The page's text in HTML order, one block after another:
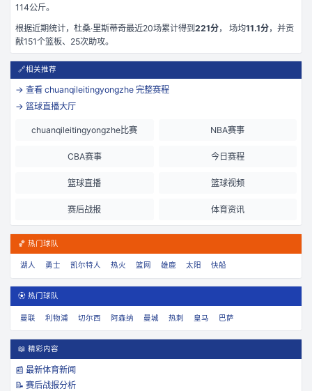
114公斤。
根据近期统计， 杜桑·里斯蒂奇最近20场累计得到221分， 场均11.1分，并贡
献151个篮板、 25次助攻。
🔗相关推荐
→ 查看 chuanqileitingyongzhe 完整赛程
→ 篮球直播大厅
chuanqileitingyongzhe比赛 NBA赛事
CBA赛事 今日赛程
篮球直播 篮球视频
赛后战报 体育资讯
🏀 热门球队
湖人 勇士 凯尔特人 热火 篮网 雄鹿 太阳 快船
⚽ 热门球队
曼联 利物浦 切尔西 阿森纳 曼城 热刺 皇马 巴萨
📖 精彩内容
📰 最新体育新闻
📝 赛后战报分析